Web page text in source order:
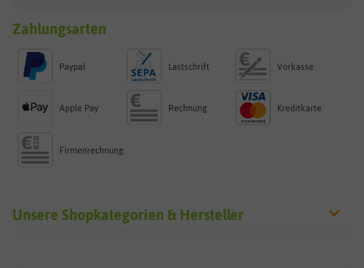
Zahlungsarten
Paypal Lastschrift Vorkasse
Apple Pay Rechnung Kreditkarte
Firmenrechnung
Unsere Shopkategorien & Hersteller